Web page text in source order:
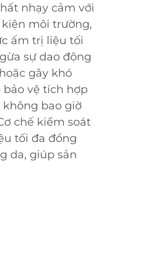
nhạy cảm với
môi trường,
ấm trị liệu tối
sự dao động
gây khó
vệ tích hợp
bao giờ
chế kiểm soát
tối đa đồng
da, giúp sản